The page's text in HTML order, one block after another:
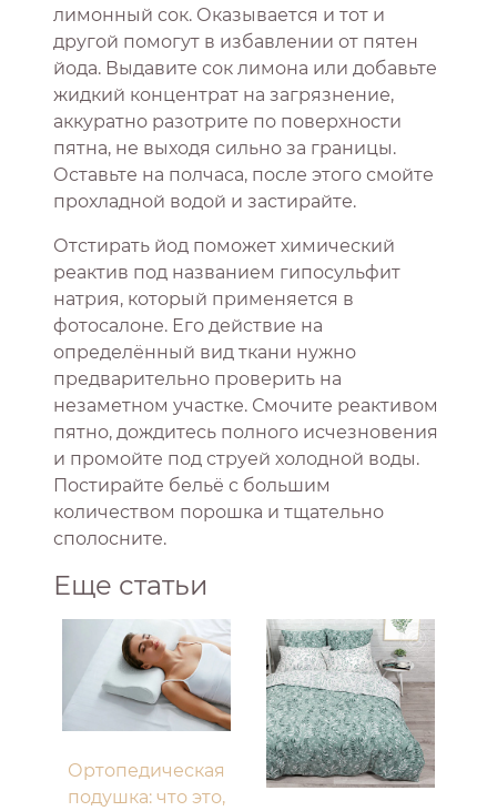
лимонный сок. Оказывается и тот и
другой помогут в избавлении от пятен
йода. Выдавите сок лимона или добавьте
жидкий концентрат на загрязнение,
аккуратно разотрите по поверхности
пятна, не выходя сильно за границы.
Оставьте на полчаса, после этого смойте
прохладной водой и застирайте.
Отстирать йод поможет химический
реактив под названием гипосульфит
натрия, который применяется в
фотосалоне. Его действие на
определённый вид ткани нужно
предварительно проверить на
незаметном участке. Смочите реактивом
пятно, дождитесь полного исчезновения
и промойте под струей холодной воды.
Постирайте бельё с большим
количеством порошка и тщательно
сполосните.
Еще статьи
Ортопедическая
подушка: что это,